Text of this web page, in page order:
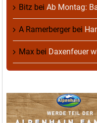
Bitz bei Ab Montag:
A Ramerbergerbei
Max bei Daxenfeuer